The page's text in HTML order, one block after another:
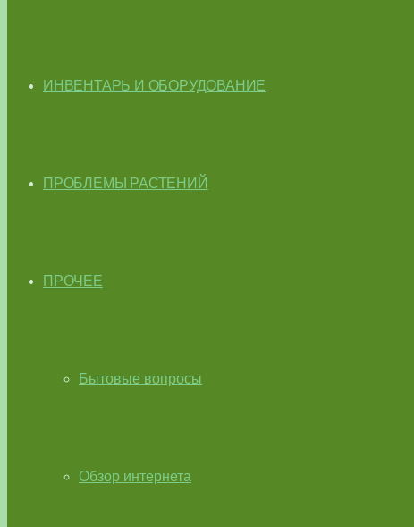
ИНВЕНТАРЬ И ОБОРУДОВАНИЕ
ПРОБЛЕМЫ РАСТЕНИЙ
ПРОЧЕЕ
Бытовые вопросы
Обзор интернета